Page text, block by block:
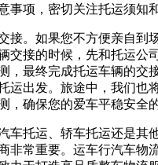
事项，密切关注托运须知
接。如果您不方便亲自到
交接的时候，先和托运公
，最终完成托运车辆的交
运出发。旅途中，我们也
，确保您的爱车平稳安全
车托运、轿车托运还是其
非常重要。运车行汽车物